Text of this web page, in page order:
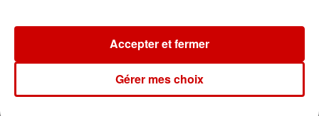
Canada et accueillir les bleus à
Boston,...
Gérer mes choix
Accepter et fermer